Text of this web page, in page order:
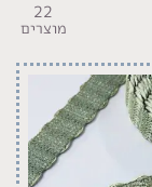
22
מוצרים